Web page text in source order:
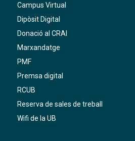
Campus Virtual
Dipòsit Digital
Donació al CRAI
Marxandatge
PMF
Premsa digital
RCUB
Reserva de sales de treball
Wifi de la UB